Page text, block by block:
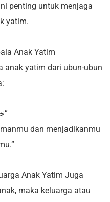
penting untuk menjaga
yatim.
Anak Yatim
anak yatim dari ubun-ubun
“جَبَرَ اللَّهُ يَتْمَكَ وَجَعَلَكَ خَلَفًا مِّن أَبِيكَ”
dan menjadikanmu
Anak Yatim Juga
maka keluarga atau